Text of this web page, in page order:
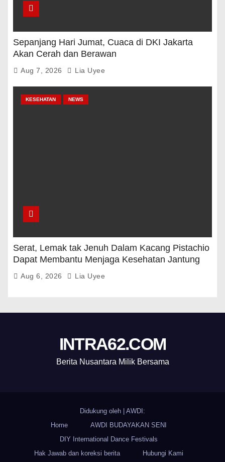
Sepanjang Hari Jumat, Cuaca di DKI Jakarta
Akan Cerah dan Berawan
Aug 7, 2026 Lia Uyee
KESEHATAN NEWS
Serat, Lemak tak Jenuh Dalam Kacang Pistachio
Dapat Membantu Menjaga Kesehatan Jantung
Dan Gula Darah
Aug 6, 2026 Lia Uyee
INTRA62.COM
Berita Nusantara Milik Bersama
Didukung oleh
AWDI:
Home
AWDI BUDAYAKAN SENI
DIY International Dance Festivals
Hak Jawab dan koreksi berita
Hubungi Kami